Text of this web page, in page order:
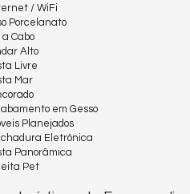
/ WiFi
Porcelanato
a Cabo
Alto
Livre
Mar
em Gesso
Planejados
Eletrônica
Panorâmica
Pet